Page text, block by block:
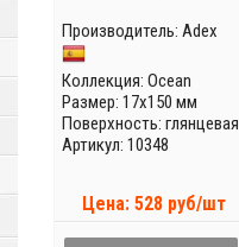
Производитель: Adex
Коллекция: Ocean
Размер: 17x150 мм
Поверхность: глянцевая
Артикул: 10348
Цена: 528 руб/шт